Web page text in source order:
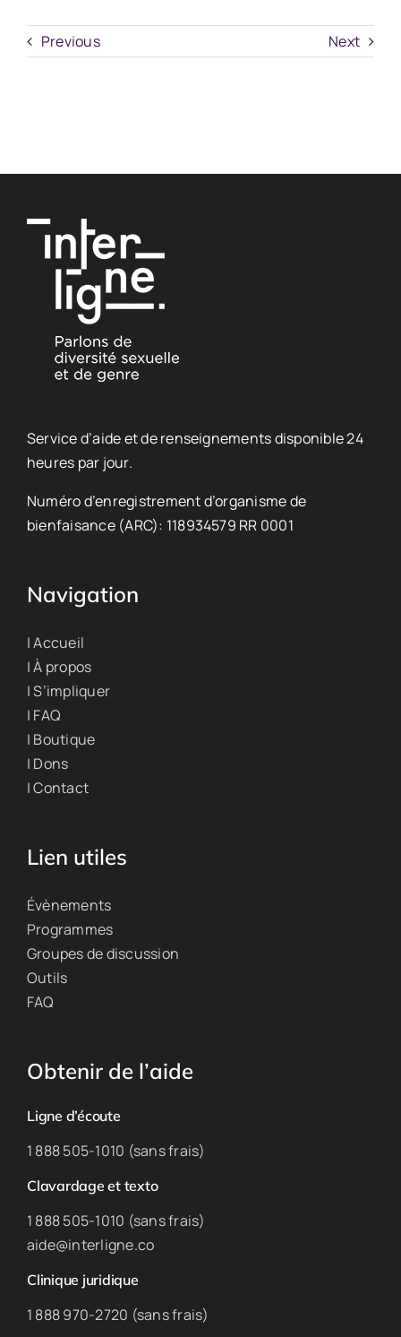
Previous Next
Service d’aide et de renseignements disponible 24
heures par jour.
Numéro d’enregistrement d’organisme de
bienfaisance (ARC): 118934579 RR 0001
Navigation
| Accueil
| À propos
| S’impliquer
| FAQ
| Boutique
| Dons
| Contact
Lien utiles
Évènements
Programmes
Groupes de discussion
Outils
FAQ
Obtenir de l’aide
Ligne d’écoute
1 888 505-1010 (sans frais)
Clavardage et texto
1 888 505-1010 (sans frais)
aide@interligne.co
Clinique juridique
1 888 970-2720 (sans frais)